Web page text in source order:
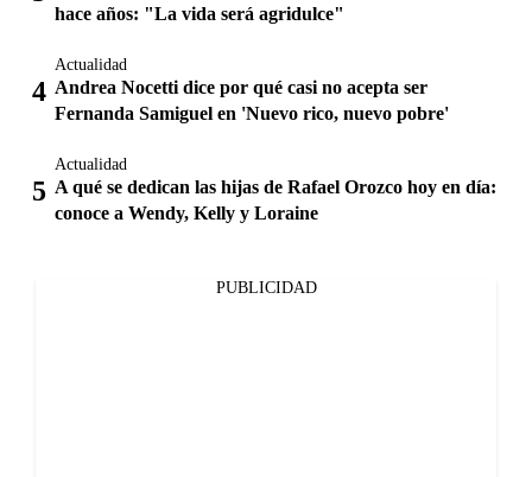
hace años: "La vida será agridulce"
Actualidad
Andrea Nocetti dice por qué casi no acepta ser
Fernanda Samiguel en 'Nuevo rico, nuevo pobre'
Actualidad
A qué se dedican las hijas de Rafael Orozco hoy en día:
conoce a Wendy, Kelly y Loraine
PUBLICIDAD